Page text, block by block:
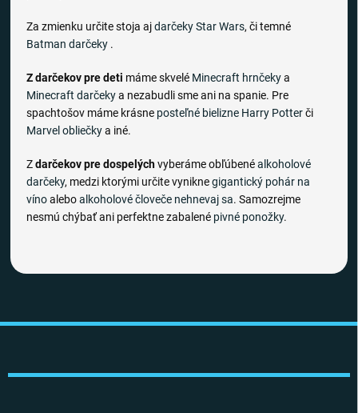
Za zmienku určite stoja ajdarčeky Star Wars, či temné
Batman darčeky .
Z darčekov pre deti máme skvelé Minecraft hrnčekya
Minecraft darčekya nezabudli sme ani na spanie. Pre
spachtošov máme krásne posteľné bielizne Harry Potterči
Marvel obliečkya iné.
Zdarčekov pre dospelýchvyberáme obľúbenéalkoholové
darčeky, medzi ktorými určite vyniknegigantický pohár na
vínoaleboalkoholové človeče nehnevaj sa. Samozrejme
nesmú chýbať ani perfektne zabalené pivné ponožky.